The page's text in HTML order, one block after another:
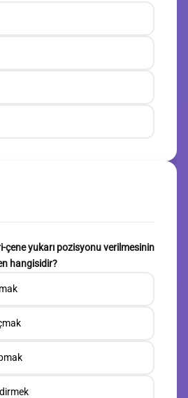
çene yukarı pozisyonu verilmesinin
hangisidir?